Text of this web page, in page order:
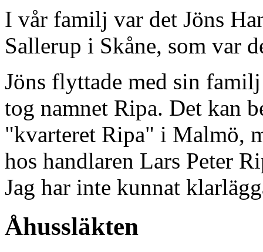
I vår familj var det Jöns
Sallerup i Skåne, som var
Jöns flyttade med sin
tog namnet Ripa. Det kan
"kvarteret Ripa" i Malmö,
hos handlaren Lars Peter
Jag har inte kunnat
Åhussläkten